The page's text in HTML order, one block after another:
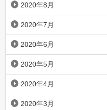
2020年8月
2020年7月
2020年6月
2020年5月
2020年4月
2020年3月